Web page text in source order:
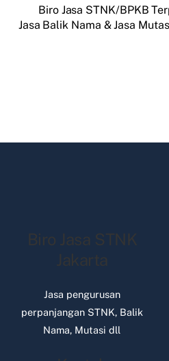
Biro Jasa STNK/BPKB
Jasa Balik Nama & Jasa
Biro Jasa STNK
Jakarta
Jasa pengurusan
perpanjangan STNK, Balik
Nama, Mutasi dll